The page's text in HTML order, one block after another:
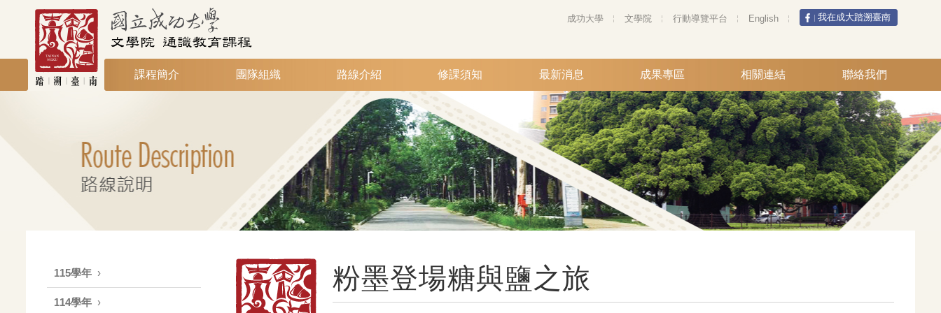
成功大學 文學院 行動導覽平台 English 我在成大踏溯臺南
課程簡介 團隊組織 路線介紹 修課須知 最新消息 成果專區 相關連結 聯絡我們
115學年
114學年
粉墨登場糖與鹽之旅